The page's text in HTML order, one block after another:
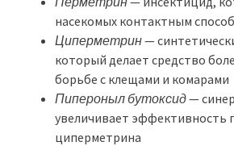
насекомых контактным
Циперметрин—
который делает средство
борьбе с клещами и комарами
Пипероныл бутоксид—
увеличивает эффективность
циперметрина